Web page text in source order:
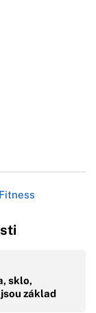
sklo,
základ